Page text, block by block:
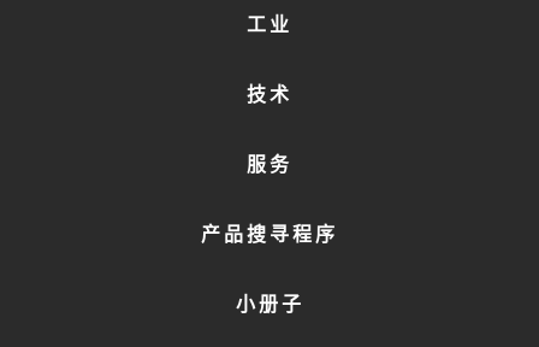
工业
技术
服务
产品搜寻程序
小册子